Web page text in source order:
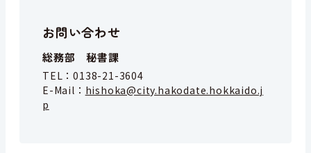
お問い合わせ
総務部 秘書課
TEL：0138-21-3604
E-Mail： hishoka@city.hakodate.hokkaido.j
p